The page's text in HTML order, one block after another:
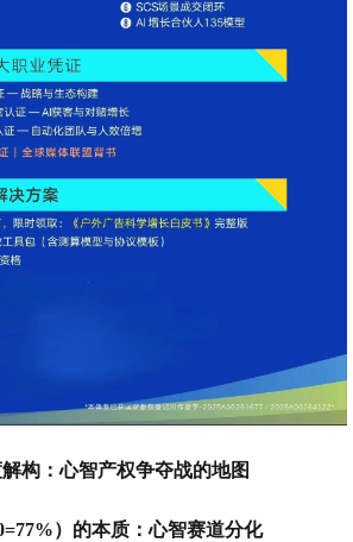
构：心智产权争夺战的地图
）的本质：心智赛道分化